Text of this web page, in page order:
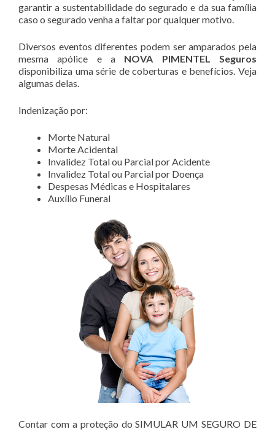
garantir a sustentabilidade do segurado e da sua família
caso o segurado venha a faltar por qualquer motivo.
Diversos eventos diferentes podem ser amparados pela
mesma apólice e a NOVA PIMENTEL Seguros
disponibiliza uma série de coberturas e benefícios. Veja
algumas delas.
Indenização por:
Morte Natural
Morte Acidental
Invalidez Total ou Parcial por Acidente
Invalidez Total ou Parcial por Doença
Despesas Médicas e Hospitalares
Auxílio Funeral
Contar com a proteção do SIMULAR UM SEGURO DE